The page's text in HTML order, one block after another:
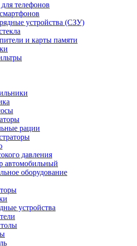
телефонов
устройства (СЗУ)
и карты памяти
рации
давления
автомобильный
оборудование
устройства